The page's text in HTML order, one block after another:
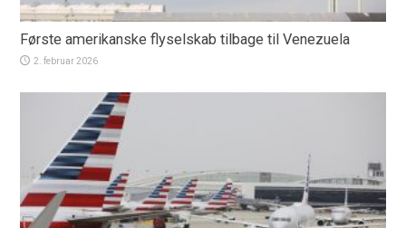
Første amerikanske flyselskab tilbage til Venezuela
2. februar 2026